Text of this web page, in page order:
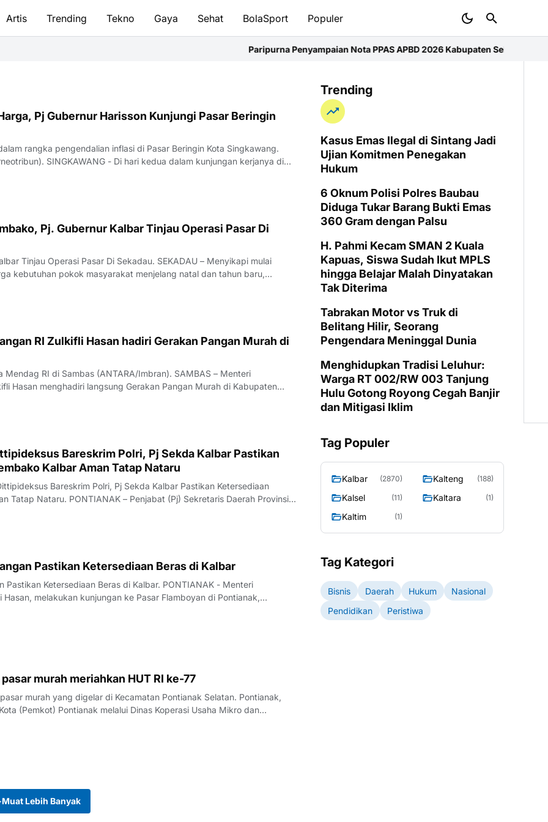
Artis Trending Tekno Gaya Sehat BolaSport Populer
Paripurna Penyampaian Nota PPAS APBD 2026 Kabupaten SekadauKualitas
Pj Gubernur Harisson Kunjungi Pasar Beringin
rangka pengendalian inflasi di Pasar Beringin Kota Singkawang.
SINGKAWANG - Di hari kedua dalam kunjungan kerjanya di
Pj. Gubernur Kalbar Tinjau Operasi Pasar Di
Tinjau Operasi Pasar Di Sekadau. SEKADAU – Menyikapi mulai
kebutuhan pokok masyarakat menjelang natal dan tahun baru,
RI Zulkifli Hasan hadiri Gerakan Pangan Murah di
Mendag RI di Sambas (ANTARA/Imbran). SAMBAS – Menteri
Hasan menghadiri langsung Gerakan Pangan Murah di Kabupaten
Bareskrim Polri, Pj Sekda Kalbar Pastikan
Kalbar Aman Tatap Nataru
Bareskrim Polri, Pj Sekda Kalbar Pastikan Ketersediaan
Tatap Nataru. PONTIANAK – Penjabat (Pj) Sekretaris Daerah Provinsi
Pastikan Ketersediaan Beras di Kalbar
Ketersediaan Beras di Kalbar. PONTIANAK - Menteri
Hasan, melakukan kunjungan ke Pasar Flamboyan di Pontianak,
murah meriahkan HUT RI ke-77
murah yang digelar di Kecamatan Pontianak Selatan. Pontianak,
Muat Lebih Banyak
Trending
Kasus Emas Ilegal di Sintang Jadi
Ujian Komitmen Penegakan
Hukum
6 Oknum Polisi Polres Baubau
Diduga Tukar Barang Bukti Emas
360 Gram dengan Palsu
H. Pahmi Kecam SMAN 2 Kuala
Kapuas, Siswa Sudah Ikut MPLS
hingga Belajar Malah Dinyatakan
Tak Diterima
Tabrakan Motor vs Truk di
Belitang Hilir, Seorang
Pengendara Meninggal Dunia
Menghidupkan Tradisi Leluhur:
Warga RT 002/RW 003 Tanjung
Hulu Gotong Royong Cegah Banjir
dan Mitigasi Iklim
Tag Populer
Kalbar (2870) Kalteng (188)
Kalsel (11) Kaltara (1)
Kaltim (1)
Tag Kategori
Bisnis Daerah Hukum
Nasional
Pendidikan
Peristiwa